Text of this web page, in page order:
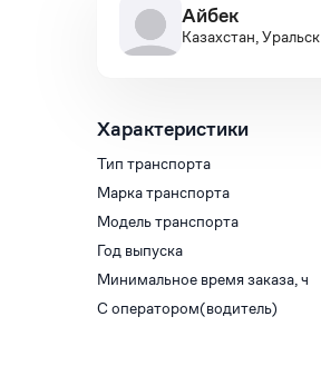
Айбек
Казахстан, Уральск
Характеристики
Тип транспорта
Марка транспорта
Модель транспорта
Год выпуска
Минимальное время заказа, ч
С оператором(водитель)